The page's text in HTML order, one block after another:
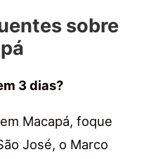
sobre
3 dias?
Macapá, foque
José, o Marco